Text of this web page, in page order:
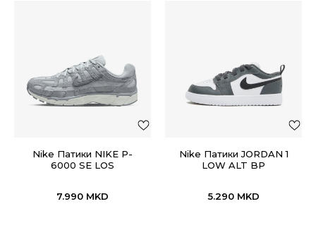
Nike Патики NIKE P-
6000 SE LOS
7.990 MKD
Nike Патики JORDAN 1
LOW ALT BP
5.290 MKD